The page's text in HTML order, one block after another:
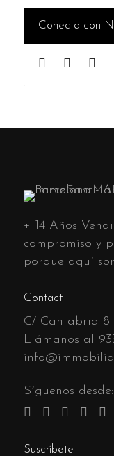
Conecta con
+ 14 Años
compromiso y
porque aquí
Contact
C/ Cantabria 8
Llámanos al
Síguenos desde:
Suscríbete